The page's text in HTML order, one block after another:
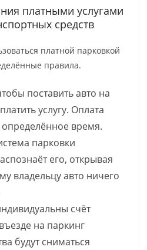
платными услугами
средств
платной парковкой
правила.
поставить авто на
услугу. Оплата
определённое время.
парковки
его, открывая
владельцу авто ничего
счёт
на паркинг
будут сниматься